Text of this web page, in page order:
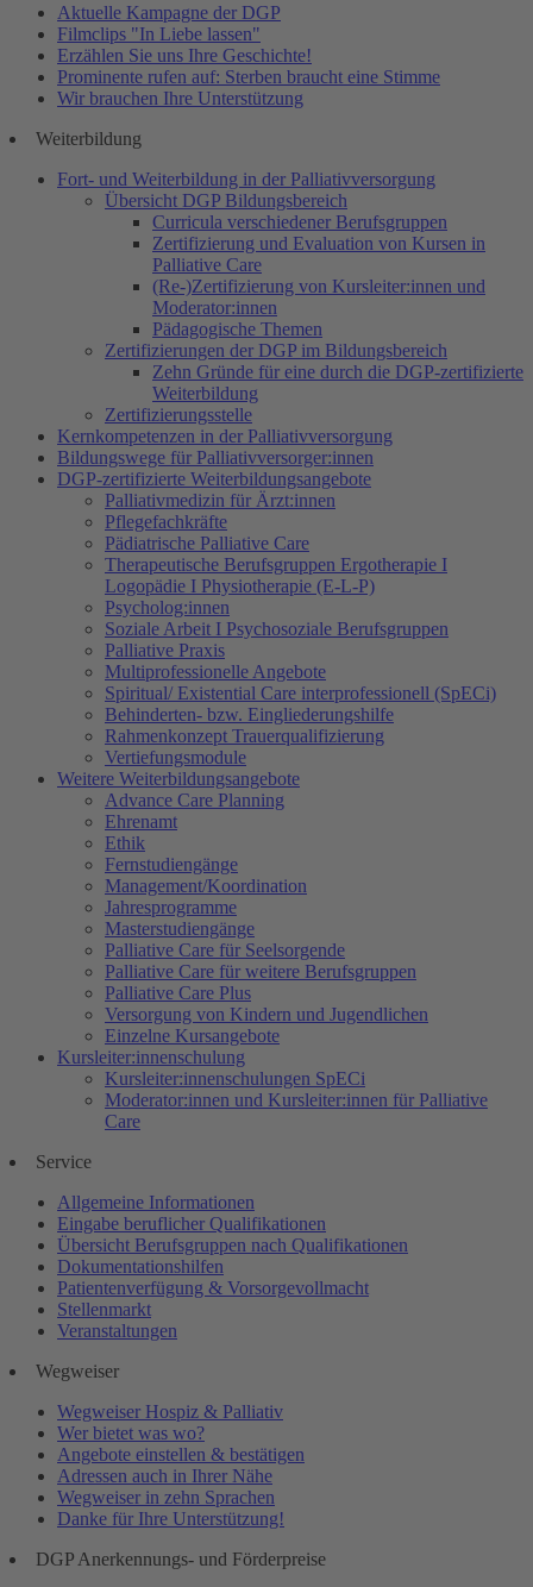
Aktuelle Kampagne der DGP
Filmclips "In Liebe lassen"
Erzählen Sie uns Ihre Geschichte!
Prominente rufen auf: Sterben braucht eine Stimme
Wir brauchen Ihre Unterstützung
Weiterbildung
Fort- und Weiterbildung in der Palliativversorgung
Übersicht DGP Bildungsbereich
Curricula verschiedener Berufsgruppen
Zertifizierung und Evaluation von Kursen in
Palliative Care
(Re-)Zertifizierung von Kursleiter:innen und
Moderator:innen
Pädagogische Themen
Zertifizierungen der DGP im Bildungsbereich
Zehn Gründe für eine durch die DGP-zertifizierte
Weiterbildung
Zertifizierungsstelle
Kernkompetenzen in der Palliativversorgung
Bildungswege für Palliativversorger:innen
DGP-zertifizierte Weiterbildungsangebote
Palliativmedizin für Ärzt:innen
Pflegefachkräfte
Pädiatrische Palliative Care
Therapeutische Berufsgruppen Ergotherapie I
Logopädie I Physiotherapie (E-L-P)
Psycholog:innen
Soziale Arbeit I Psychosoziale Berufsgruppen
Palliative Praxis
Multiprofessionelle Angebote
Spiritual/ Existential Care interprofessionell (SpECi)
Behinderten- bzw. Eingliederungshilfe
Rahmenkonzept Trauerqualifizierung
Vertiefungsmodule
Weitere Weiterbildungsangebote
Advance Care Planning
Ehrenamt
Ethik
Fernstudiengänge
Management/Koordination
Jahresprogramme
Masterstudiengänge
Palliative Care für Seelsorgende
Palliative Care für weitere Berufsgruppen
Palliative Care Plus
Versorgung von Kindern und Jugendlichen
Einzelne Kursangebote
Kursleiter:innenschulung
Kursleiter:innenschulungen SpECi
Moderator:innen und Kursleiter:innen für Palliative
Care
Service
Allgemeine Informationen
Eingabe beruflicher Qualifikationen
Übersicht Berufsgruppen nach Qualifikationen
Dokumentationshilfen
Patientenverfügung & Vorsorgevollmacht
Stellenmarkt
Veranstaltungen
Wegweiser
Wegweiser Hospiz & Palliativ
Wer bietet was wo?
Angebote einstellen & bestätigen
Adressen auch in Ihrer Nähe
Wegweiser in zehn Sprachen
Danke für Ihre Unterstützung!
DGP Anerkennungs- und Förderpreise